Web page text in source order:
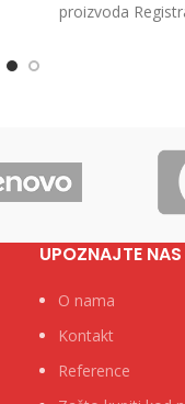
proizvoda
UPOZNAJTE NAS
O nama
Kontakt
Reference